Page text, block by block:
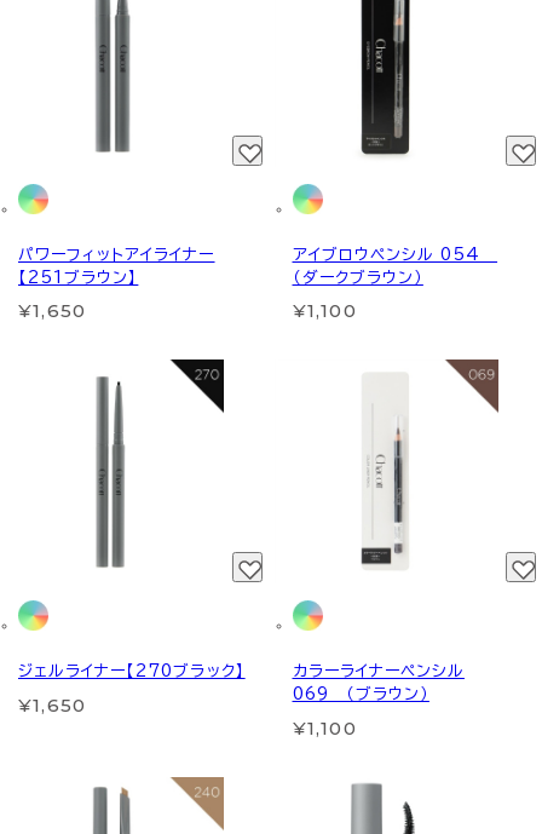
パワーフィットアイライナー
【251ブラウン】
¥1,650
アイブロウペンシル 054
（ダークブラウン）
¥1,100
ジェルライナー【270ブラック】
¥1,650
カラーライナーペンシル
069 （ブラウン）
¥1,100